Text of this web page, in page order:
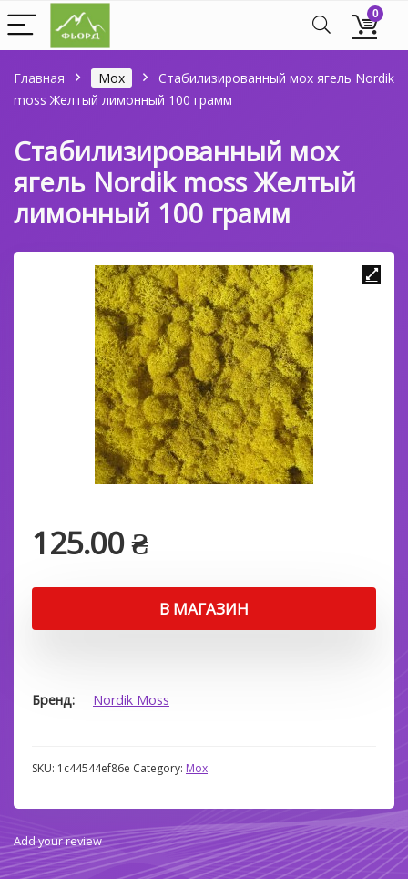
0
Главная Мох
Стабилизированный мох ягель Nordik
moss Желтый лимонный 100 грамм
Стабилизированный мох
ягель Nordik moss Желтый
лимонный 100 грамм
125.00₴
В МАГАЗИН
Бренд Nordik Moss
SKU: 1c44544ef86e Category: Мох
Add your review